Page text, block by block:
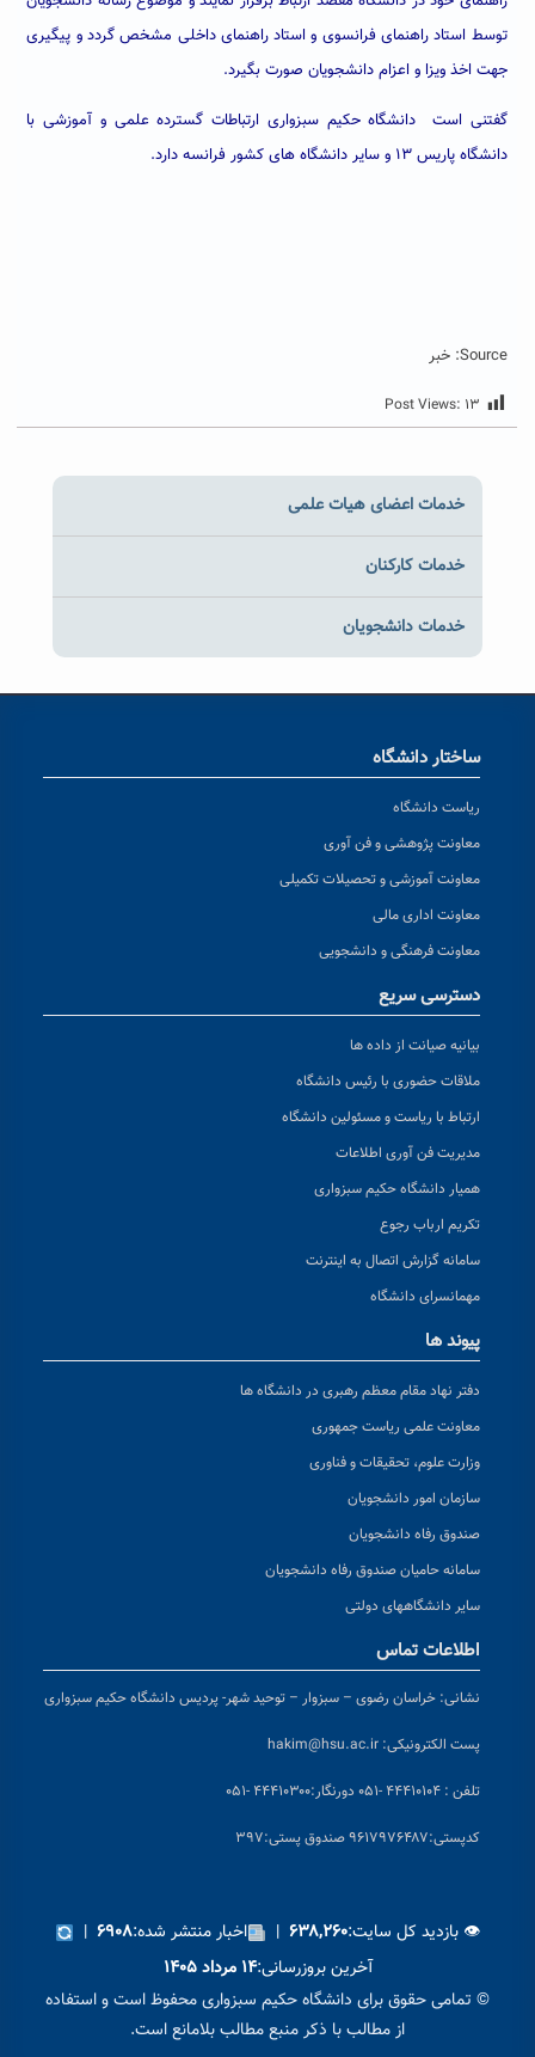
توسط استاد راهنمای فرانسوی و استاد راهنمای داخلی مشخص گردد و پیگیری
جهت اخذ ویزا و اعزام دانشجویان صورت بگیرد.
گفتنی است دانشگاه حکیم سبزواری ارتباطات گسترده علمی و آموزشی با
دانشگاه پاریس ۱۳ و سایر دانشگاه های کشور فرانسه دارد.
Source: خبر
Post Views: ۱۳
خدمات اعضای هیات علمی
خدمات کارکنان
خدمات دانشجویان
ساختار دانشگاه
ریاست دانشگاه
معاونت پژوهشی و فن آوری
معاونت آموزشی و تحصیلات تکمیلی
معاونت اداری مالی
معاونت فرهنگی و دانشجویی
دسترسی سریع
بیانیه صیانت از داده ها
ملاقات حضوری با رئیس دانشگاه
ارتباط با ریاست و مسئولین دانشگاه
مدیریت فن آوری اطلاعات
همیار دانشگاه حکیم سبزواری
تکریم ارباب رجوع
سامانه گزارش اتصال به اینترنت
مهمانسرای دانشگاه
پیوند ها
دفتر نهاد مقام معظم رهبری در دانشگاه ها
معاونت علمی ریاست جمهوری
وزارت علوم، تحقیقات و فناوری
سازمان امور دانشجویان
صندوق رفاه دانشجویان
سامانه حامیان صندوق رفاه دانشجویان
سایر دانشگاههای دولتی
اطلاعات تماس
نشانی: خراسان رضوی – سبزوار – توحید شهر- پردیس دانشگاه حکیم سبزواری
پست الکترونیکی: hakim@hsu.ac.ir
تلفن : ۴۴۴۱۰۱۰۴ -۰۵۱ دورنگار:۴۴۴۱۰۳۰۰ -۰۵۱
کدپستی:۹۶۱۷۹۷۶۴۸۷ صندوق پستی:۳۹۷
👁 بازدید کل سایت:۶۳۸,۲۶۰ | اخبار منتشر شده:۶۹۰۸ |
آخرین بروزرسانی:۱۴ مرداد ۱۴۰۵
© تمامی حقوق برای دانشگاه حکیم سبزواری محفوظ است و استفاده
از مطالب با ذکر منبع مطالب بلامانع است.